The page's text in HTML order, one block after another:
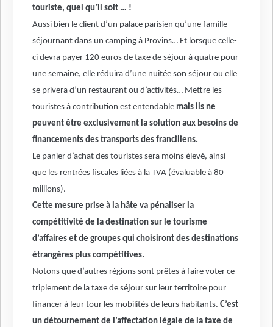
touriste, quel qu’il soit … !
Aussi bien le client d’un palace parisien qu’une famille
séjournant dans un camping à Provins… Et lorsque celle-
ci devra payer 120 euros de taxe de séjour à quatre pour
une semaine, elle réduira d’une nuitée son séjour ou elle
se privera d’un restaurant ou d’activités… Mettre les
touristes à contribution est entendable mais ils ne
peuvent être exclusivement la solution aux besoins de
financements des transports des franciliens.
Le panier d’achat des touristes sera moins élevé, ainsi
que les rentrées fiscales liées à la TVA (évaluable à 80
millions).
Cette mesure prise à la hâte va pénaliser la
compétitivité de la destination sur le tourisme
d’affaires et de groupes qui choisiront des destinations
étrangères plus compétitives.
Notons que d’autres régions sont prêtes à faire voter ce
triplement de la taxe de séjour sur leur territoire pour
financer à leur tour les mobilités de leurs habitants. C’est
un détournement de l’affectation légale de la taxe de